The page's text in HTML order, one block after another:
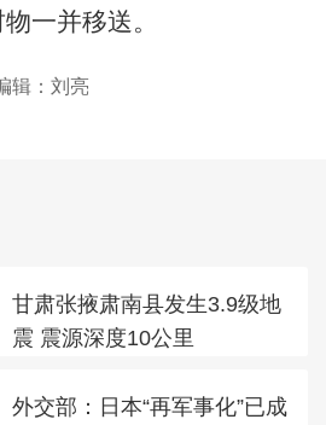
一并移送。
辑：刘亮
甘肃张掖肃南县发生3.9级地
震 震源深度10公里
外交部：日本“再军事化”已成